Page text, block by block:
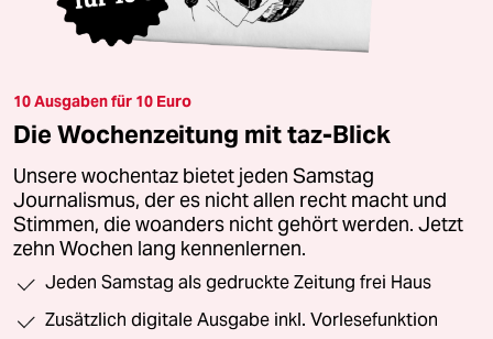
10 Ausgaben für 10 Euro
Die Wochenzeitung mit taz-Blick
Unsere wochentaz bietet jeden Samstag
Journalismus, der es nicht allen recht macht und
Stimmen, die woanders nicht gehört werden. Jetzt
zehn Wochen lang kennenlernen.
Jeden Samstag als gedruckte Zeitung frei Haus
Zusätzlich digitale Ausgabe inkl. Vorlesefunktion